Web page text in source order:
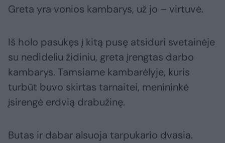
Greta yra vonios kambarys, už jo – virtuvė.
Iš holo pasukęs į kitą pusę atsiduri svetainėje
su nedideliu židiniu, greta įrengtas darbo
kambarys. Tamsiame kambarėlyje, kuris
turbūt buvo skirtas tarnaitei, menininkė
įsirengė erdvią drabužinę.
Butas ir dabar alsuoja tarpukario dvasia.